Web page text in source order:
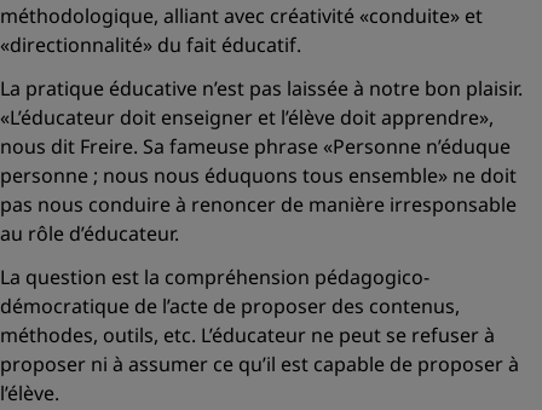
méthodologique, alliant avec créativité«conduite» et
«directionnalité» du fait éducatif.
La pratique éducative n’est pas laissée à notre bon plaisir.
«L’éducateur doit enseigner et l’élève doit apprendre»,
nous dit Freire. Sa fameuse phrase«Personne n’éduque
personne ; nous nous éduquons tous ensemble» ne doit
pas nous conduire à renoncer de manière irresponsable
au rôle d’éducateur.
La question est la compréhension pédagogico-
démocratique de l’acte de proposer des contenus,
méthodes, outils, etc. L’éducateur ne peut se refuser à
proposer ni à assumer ce qu’il est capable de proposer à
l’élève.